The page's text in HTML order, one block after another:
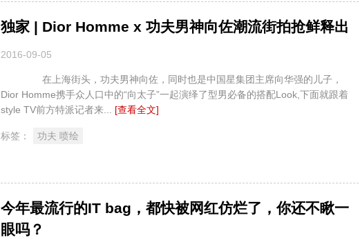
独家 | Dior Homme x 功夫男神向佐潮流街拍抢鲜释出
2016-09-05
在上海街头，功夫男神向佐，同时也是中国星集团主席向华强的儿子，
Dior Homme携手众人口中的“向太子”一起演绎了型男必备的搭配Look,下面就跟着
style TV前方特派记者来... [查看全文]
标签： 功夫 喷绘
今年最流行的IT bag，都快被网红仿烂了，你还不瞅一
眼吗？